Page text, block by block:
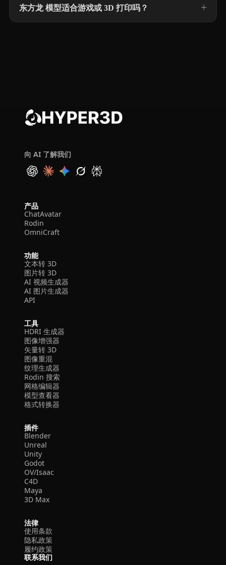
东方龙 模型适合游戏或 3D 打印吗？
向 AI 了解我们
产品
ChatAvatar
Rodin
OmniCraft
功能
文本转 3D
图片转 3D
AI 视频生成器
AI 图片生成器
API
工具
HDRI 生成器
图像增强器
矢量转 3D
图像重混
纹理生成器
Rodin 搜索
网格编辑器
模型查看器
格式转换器
插件
Blender
Unreal
Unity
Godot
OV/Isaac
C4D
Maya
3D Max
法律
使用条款
隐私政策
履约政策
联系我们